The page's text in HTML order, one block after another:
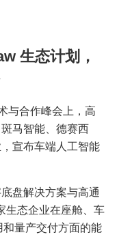
生态计划，
与合作峰会上，高
马智能、德赛西
宣布车端人工智能
盘解决方案与高通
生态企业在座舱、车
量产交付方面的能